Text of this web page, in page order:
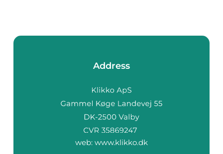
Address
web: www.klikko.dk